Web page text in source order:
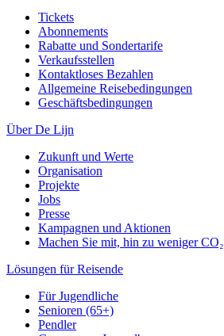
Tickets
Abonnements
Rabatte und Sondertarife
Verkaufsstellen
Kontaktloses Bezahlen
Allgemeine Reisebedingungen
Geschäftsbedingungen
Über De Lijn
Zukunft und Werte
Organisation
Projekte
Jobs
Presse
Kampagnen und Aktionen
Machen Sie mit, hin zu weniger CO₂
Lösungen für Reisende
Für Jugendliche
Senioren (65+)
Pendler